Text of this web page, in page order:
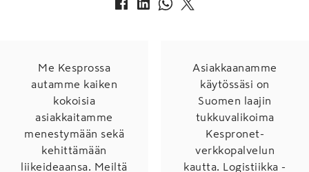
Me Kesprossa
autamme kaiken
kokoisia
asiakkaitamme
menestymään sekä
kehittämään
liikeideaansa. Meiltä
Asiakkaanamme
käytössäsi on
Suomen laajin
tukkuvalikoima
Kespronet-
verkkopalvelun
kautta. Logistiikka -